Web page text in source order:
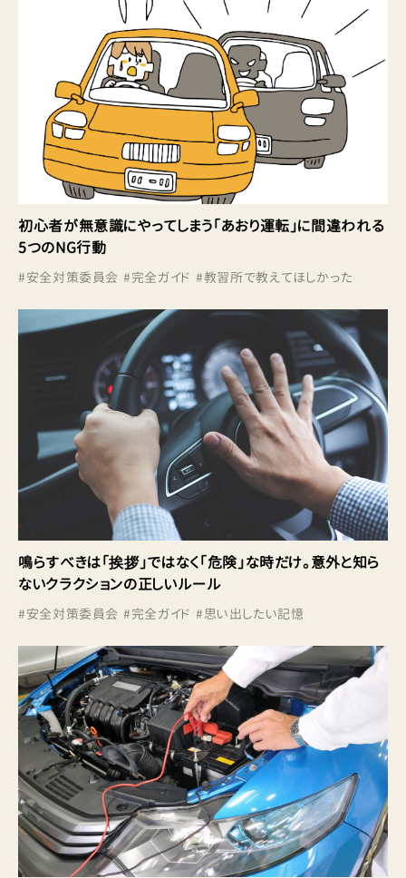
初心者が無意識にやってしまう「あおり運転」に間違われる
5つのNG行動
#安全対策委員会 #完全ガイド #教習所で教えてほしかった
鳴らすべきは「挨拶」ではなく「危険」な時だけ。意外と知ら
ないクラクションの正しいルール
#安全対策委員会 #完全ガイド #思い出したい記憶